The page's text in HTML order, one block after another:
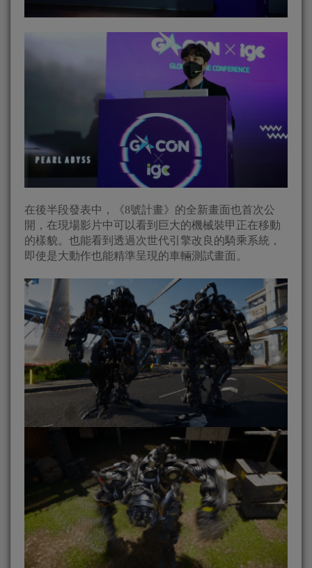
在後半段發表中，《8號計畫》的全新畫面也首次公
開，在現場影片中可以看到巨大的機械裝甲正在移動
的樣貌。也能看到透過次世代引擎改良的騎乘系統，
即使是大動作也能精準呈現的車輛測試畫面。